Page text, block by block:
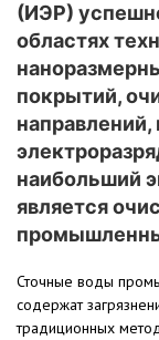
(ИЭР)
областях
покрытий,
направлений,
наибольший
является
Сточные воды
содержат
тради­ционных